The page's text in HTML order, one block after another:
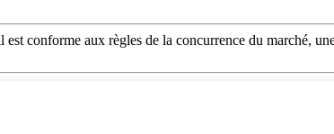
conforme aux règles de la concurrence du marché,